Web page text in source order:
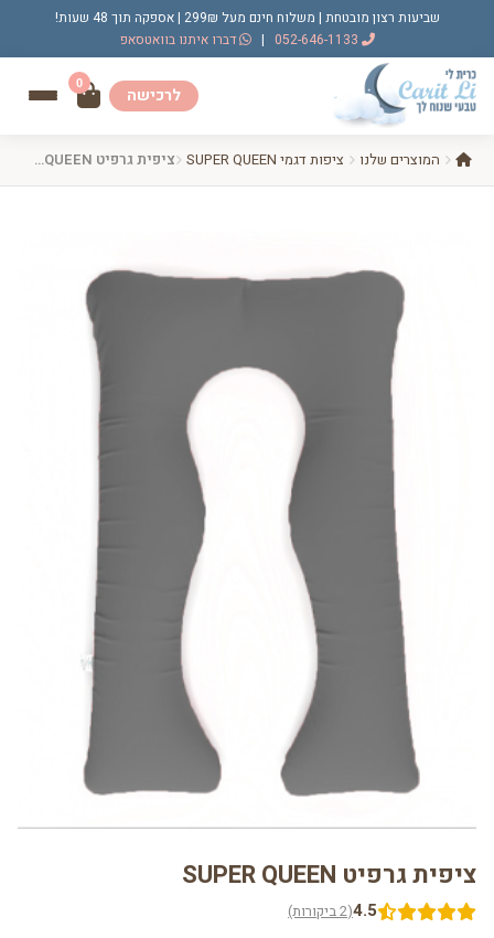
שביעות רצון מובטחת | משלוח חינם מעל 299₪ | אספקה תוך 48 שעות!
| דברו איתנו בוואטסאפ
לרכישה
0
המוצרים שלנו ציפות דגמי SUPER QUEEN ציפית גרפיט SUPER QUEEN
ציפית גרפיט SUPER QUEEN
4.5(2 ביקורות)